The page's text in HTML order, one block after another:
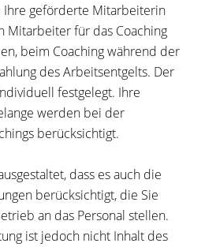
Ihre geförderte Mitarbeiterin
Mitarbeiter für das Coaching
beim Coaching während der
des Arbeitsentgelts. Der
festgelegt. Ihre
werden bei der
berücksichtigt.
dass es auch die
berücksichtigt, die Sie
an das Personal stellen.
ist jedoch nicht Inhalt des